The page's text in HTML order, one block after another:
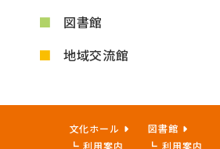
図書館
地域交流館
文化ホール
利用案内
図書館
利用案内